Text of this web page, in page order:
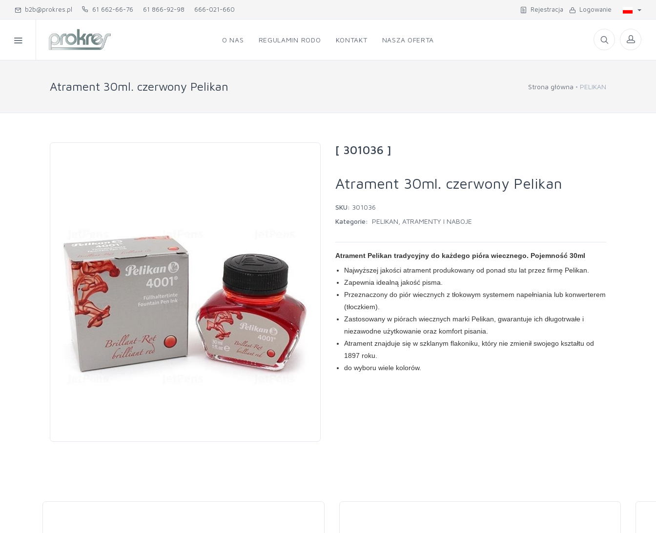
b2b@prokres.pl 61 662-66-76 61 866-92-98 666-021-660 Rejestracja Logowanie
O NAS REGULAMIN RODO KONTAKT NASZA OFERTA
Atrament 30ml. czerwony Pelikan Strona główna PELIKAN
[ 301036 ]
Atrament 30ml. czerwony Pelikan
SKU: 301036
Kategorie:
PELIKAN ATRAMENTY I NABOJE
Atrament Pelikan tradycyjny do każdego pióra wiecznego. Pojemność 30ml
Najwyższej jakości atrament produkowany od ponad stu lat przez firmę Pelikan.
Zapewnia idealną jakość pisma.
Przeznaczony do piór wiecznych z tłokowym systemem napełniania lub konwerterem
(tłoczkiem).
Zastosowany w piórach wiecznych marki Pelikan, gwarantuje ich długotrwałe i
niezawodne użytkowanie oraz komfort pisania.
Atrament znajduje się w szklanym flakoniku, który nie zmienił swojego kształtu od
1897 roku.
do wyboru wiele kolorów.